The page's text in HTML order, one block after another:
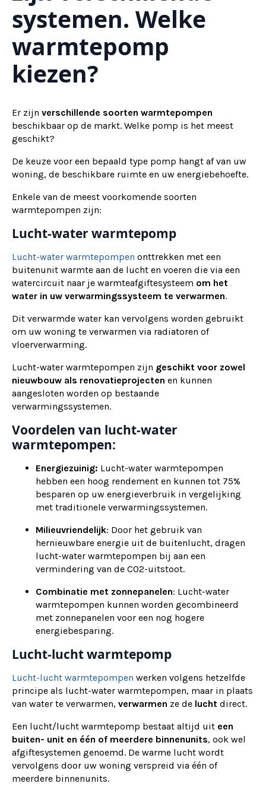
systemen. Welke
warmtepomp
kiezen?
Er zijn verschillende soorten warmtepompen
beschikbaar op de markt. Welke pomp is het meest
geschikt?
De keuze voor een bepaald type pomp hangt af van uw
woning, de beschikbare ruimte en uw energiebehoefte.
Enkele van de meest voorkomende soorten
warmtepompen zijn:
Lucht-water warmtepomp
Lucht-water warmtepompen onttrekken met een
buitenunit warmte aan de lucht en voeren die via een
watercircuit naar je warmteafgiftesysteem om het
water in uw verwarmingssysteem te verwarmen.
Dit verwarmde water kan vervolgens worden gebruikt
om uw woning te verwarmen via radiatoren of
vloerverwarming.
Lucht-water warmtepompen zijn geschikt voor zowel
nieuwbouw als renovatieprojecten en kunnen
aangesloten worden op bestaande
verwarmingssystemen.
Voordelen van lucht-water
warmtepompen:
Energiezuinig: Lucht-water warmtepompen
hebben een hoog rendement en kunnen tot 75%
besparen op uw energieverbruik in vergelijking
met traditionele verwarmingssystemen.
Milieuvriendelijk: Door het gebruik van
hernieuwbare energie uit de buitenlucht, dragen
lucht-water warmtepompen bij aan een
vermindering van de CO2-uitstoot.
Combinatie met zonnepanelen: Lucht-water
warmtepompen kunnen worden gecombineerd
met zonnepanelen voor een nog hogere
energiebesparing.
Lucht-lucht warmtepomp
Lucht-lucht warmtepompen werken volgens hetzelfde
principe als lucht-water warmtepompen, maar in plaats
van water te verwarmen, verwarmen ze de lucht direct.
Een lucht/lucht warmtepomp bestaat altijd uit een
buiten- unit en één of meerdere binnenunits, ook wel
afgiftesystemen genoemd. De warme lucht wordt
vervolgens door uw woning verspreid via één of
meerdere binnenunits.